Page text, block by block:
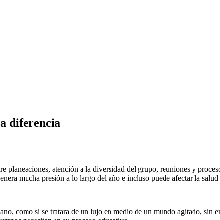
diferencia
planeaciones, atención a la diversidad del grupo, reuniones y
mucha presión a lo largo del año e incluso puede afectar la
como si se tratara de un lujo en medio de un mundo agitado, sin